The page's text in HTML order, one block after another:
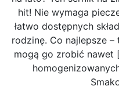
hit! Nie wymaga
łatwo dostępnych
rodzinę. Co najlepsze
mogą go zrobić nawet